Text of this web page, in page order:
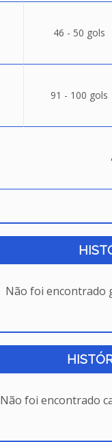
46 - 50 gols
91 - 100 gols
Não foi encontrado
Não foi encontrado